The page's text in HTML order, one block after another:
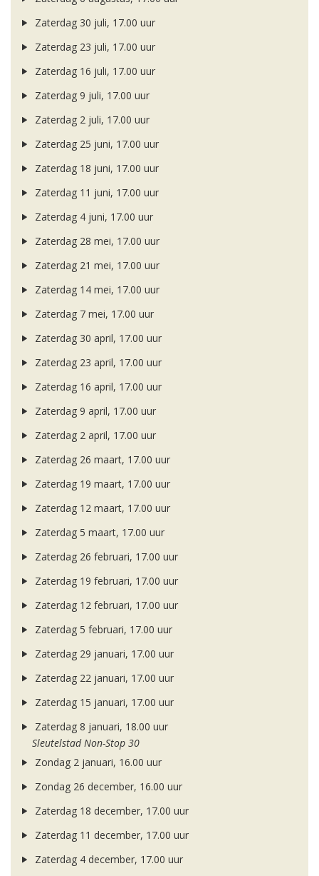
Zaterdag 30 juli, 17.00 uur
Zaterdag 23 juli, 17.00 uur
Zaterdag 16 juli, 17.00 uur
Zaterdag 9 juli, 17.00 uur
Zaterdag 2 juli, 17.00 uur
Zaterdag 25 juni, 17.00 uur
Zaterdag 18 juni, 17.00 uur
Zaterdag 11 juni, 17.00 uur
Zaterdag 4 juni, 17.00 uur
Zaterdag 28 mei, 17.00 uur
Zaterdag 21 mei, 17.00 uur
Zaterdag 14 mei, 17.00 uur
Zaterdag 7 mei, 17.00 uur
Zaterdag 30 april, 17.00 uur
Zaterdag 23 april, 17.00 uur
Zaterdag 16 april, 17.00 uur
Zaterdag 9 april, 17.00 uur
Zaterdag 2 april, 17.00 uur
Zaterdag 26 maart, 17.00 uur
Zaterdag 19 maart, 17.00 uur
Zaterdag 12 maart, 17.00 uur
Zaterdag 5 maart, 17.00 uur
Zaterdag 26 februari, 17.00 uur
Zaterdag 19 februari, 17.00 uur
Zaterdag 12 februari, 17.00 uur
Zaterdag 5 februari, 17.00 uur
Zaterdag 29 januari, 17.00 uur
Zaterdag 22 januari, 17.00 uur
Zaterdag 15 januari, 17.00 uur
Zaterdag 8 januari, 18.00 uur
Sleutelstad Non-Stop 30
Zondag 2 januari, 16.00 uur
Zondag 26 december, 16.00 uur
Zaterdag 18 december, 17.00 uur
Zaterdag 11 december, 17.00 uur
Zaterdag 4 december, 17.00 uur